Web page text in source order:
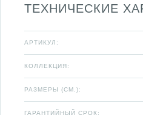
ТЕХНИЧЕСКИЕ
АРТИКУЛ:
КОЛЛЕКЦИЯ:
РАЗМЕРЫ (СМ.):
ГАРАНТИЙНЫЙ СРОК: